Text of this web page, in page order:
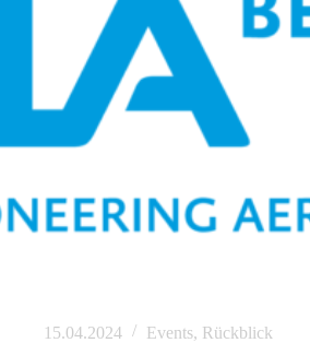
15.04.2024 Events, Rückblick